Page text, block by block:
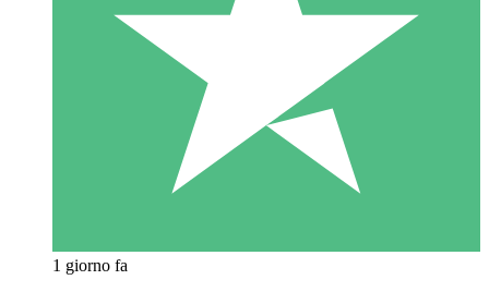
1 giorno fa